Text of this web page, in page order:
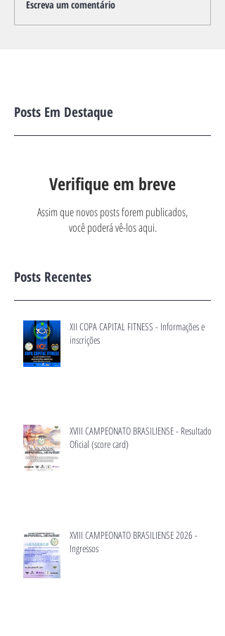
Escreva um comentário
Posts Em Destaque
Verifique em breve
Assim que novos posts forem publicados,
você poderá vê-los aqui.
Posts Recentes
XII COPA CAPITAL FITNESS - Informações e
inscrições
XVIII CAMPEONATO BRASILIENSE - Resultado
Oficial (score card)
XVIII CAMPEONATO BRASILIENSE 2026 -
Ingressos